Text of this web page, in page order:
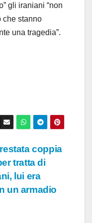
gli iraniani “non
che stanno
una tragedia”.
coppia
tratta di
lui era
un armadio